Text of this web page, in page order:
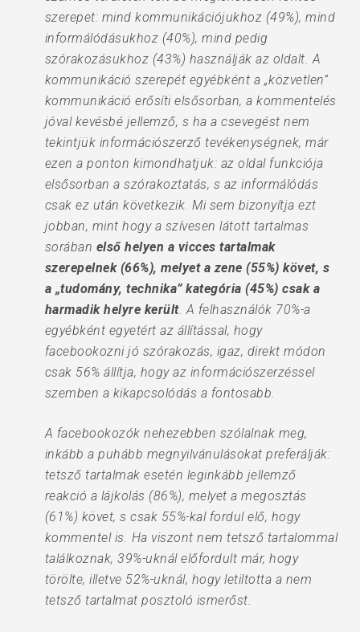
szerepet: mind kommunikációjukhoz (49%), mind
informálódásukhoz (40%), mind pedig
szórakozásukhoz (43%) használják az oldalt. A
kommunikáció szerepét egyébként a „közvetlen”
kommunikáció erősíti elsősorban, a kommentelés
jóval kevésbé jellemző, s ha a csevegést nem
tekintjük információszerző tevékenységnek, már
ezen a ponton kimondhatjuk: az oldal funkciója
elsősorban a szórakoztatás, s az informálódás
csak ez után következik. Mi sem bizonyítja ezt
jobban, mint hogy a szívesen látott tartalmas
sorában első helyen a vicces tartalmak
szerepelnek (66%), melyet a zene (55%) követ, s
a „tudomány, technika” kategória (45%) csak a
harmadik helyre került. A felhasználók 70%-a
egyébként egyetért az állítással, hogy
facebookozni jó szórakozás, igaz, direkt módon
csak 56% állítja, hogy az információszerzéssel
szemben a kikapcsolódás a fontosabb.
A facebookozók nehezebben szólalnak meg,
inkább a puhább megnyilvánulásokat preferálják:
tetsző tartalmak esetén leginkább jellemző
reakció a lájkolás (86%), melyet a megosztás
(61%) követ, s csak 55%-kal fordul elő, hogy
kommentel is. Ha viszont nem tetsző tartalommal
találkoznak, 39%-uknál előfordult már, hogy
törölte, illetve 52%-uknál, hogy letiltotta a nem
tetsző tartalmat posztoló ismerőst.